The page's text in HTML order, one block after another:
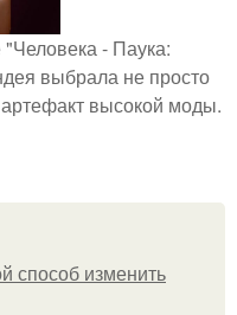
- Паука:
выбрала не просто
высокой моды.
способ изменить